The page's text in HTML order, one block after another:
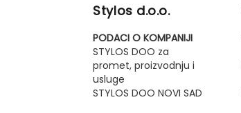
Stylos d.o.o.
PODACI O KOMPANIJI
STYLOS DOO za
promet, proizvodnju i
usluge
STYLOS DOO NOVI SAD